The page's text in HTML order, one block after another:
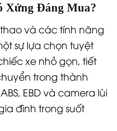
Xứng Đáng Mua?
và các tính năng
sự lựa chọn tuyệt
xe nhỏ gọn, tiết
trong thành
EBD và camera lùi
đình trong suốt